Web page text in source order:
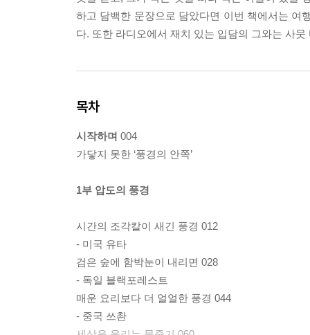
하고 담백한 문장으로 담았다면 이번 책에서는 여
다. 또한 라디오에서 재치 있는 입담의 그와는 사
목차
시작하며 004
가닿지 못한 ‘풍경의 안쪽’
1부 압도의 풍경
시간의 조각칼이 새긴 풍경 012
- 미국 유타
검은 숲에 함박눈이 내리면 028
- 독일 블랙포레스트
매운 요리보다 더 얼얼한 풍경 044
- 중국 쓰촨